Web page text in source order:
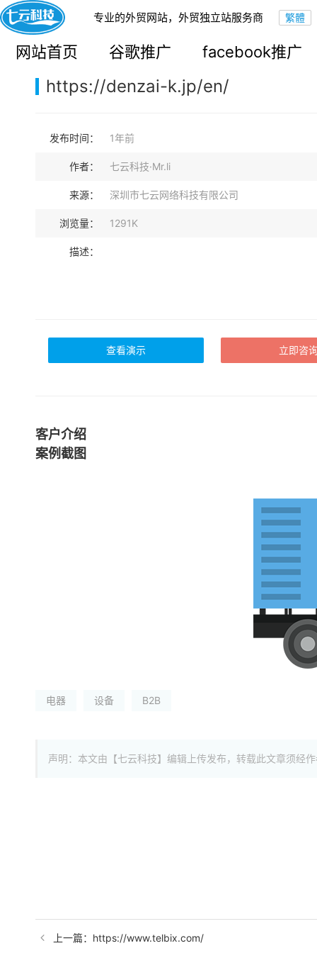
专业的外贸网站，外贸独立站服务商
网站首页 谷歌推广 facebook推广
您的当前位置： 网站首页>案例展示>B2B外贸独立站
https://denzai-k.jp/en/
发布时间： 1年前
作者： 七云科技·Mr.li
来源： 深圳市七云网络科技有限公司
浏览量： 1291K
描述：
查看演示 立即咨
客户介绍
案例截图
电器 设备 B2B
声明：本文由【七云科技】编辑上传发布，转载此文章须经
上一篇：https://www.telbix.com/